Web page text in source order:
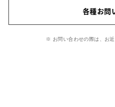
各種お問
※ お問い合わせの際は、お